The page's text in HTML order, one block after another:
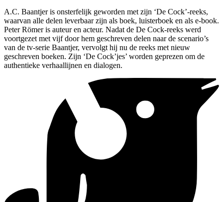
A.C. Baantjer is onsterfelijk geworden met zijn ‘De Cock’-reeks,
waarvan alle delen leverbaar zijn als boek, luisterboek en als e-book.
Peter Römer is auteur en acteur. Nadat de De Cock-reeks werd
voortgezet met vijf door hem geschreven delen naar de scenario’s
van de tv-serie Baantjer, vervolgt hij nu de reeks met nieuw
geschreven boeken. Zijn ‘De Cock’jes’ worden geprezen om de
authentieke verhaallijnen en dialogen.